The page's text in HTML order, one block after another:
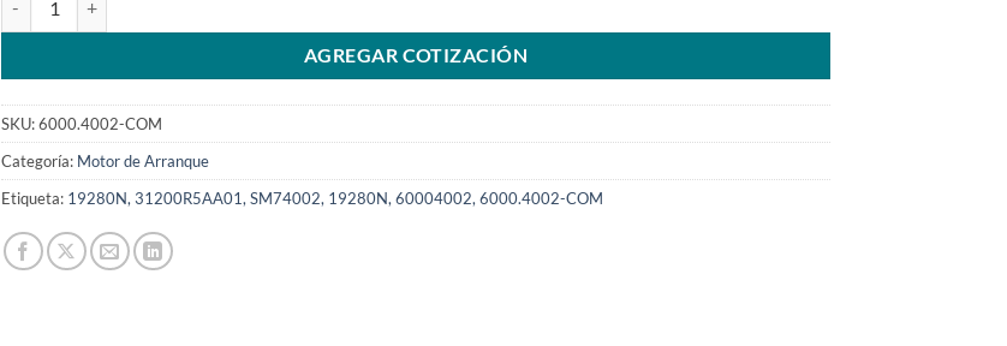
AGREGAR COTIZACIÓN
SKU:6000.4002-COM
Categoría: Motor de Arranque
Etiqueta: 19280N, 31200R5AA01, SM74002, 19280N, 60004002, 6000.4002-COM